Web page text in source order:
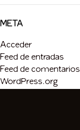
META
Acceder
Feed de entradas
Feed de comentarios
WordPress.org